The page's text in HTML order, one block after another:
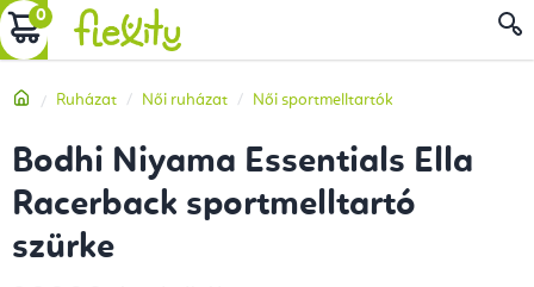
Ugrás
a
tartalomhoz
KOSÁR
Kezdőlap
Ruházat Női ruházat Női sportmelltartók
Bodhi Niyama Essentials Ella
Racerback sportmelltartó
szürke